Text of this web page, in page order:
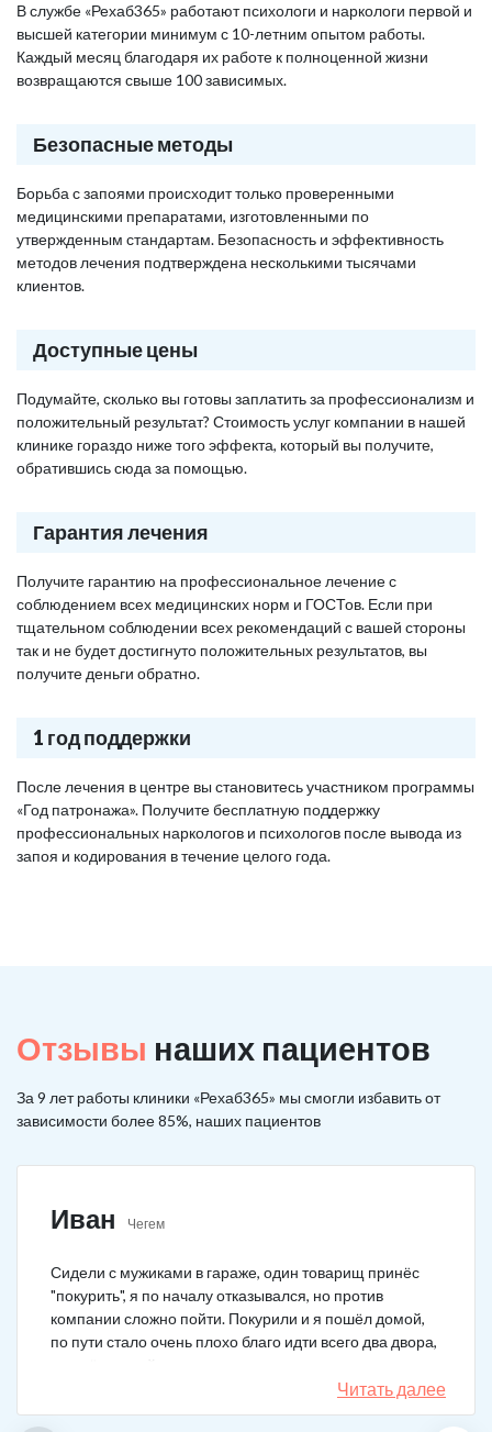
В службе «Рехаб365» работают психологи и наркологи первой и
высшей категории минимум с 10-летним опытом работы.
Каждый месяц благодаря их работе к полноценной жизни
возвращаются свыше 100 зависимых.
Безопасные методы
Борьба с запоями происходит только проверенными
медицинскими препаратами, изготовленными по
утвержденным стандартам. Безопасность и эффективность
методов лечения подтверждена несколькими тысячами
клиентов.
Доступные цены
Подумайте, сколько вы готовы заплатить за профессионализм и
положительный результат? Стоимость услуг компании в нашей
клинике гораздо ниже того эффекта, который вы получите,
обратившись сюда за помощью.
Гарантия лечения
Получите гарантию на профессиональное лечение с
соблюдением всех медицинских норм и ГОСТов. Если при
тщательном соблюдении всех рекомендаций с вашей стороны
так и не будет достигнуто положительных результатов, вы
получите деньги обратно.
1 год поддержки
После лечения в центре вы становитесь участником программы
«Год патронажа». Получите бесплатную поддержку
профессиональных наркологов и психологов после вывода из
запоя и кодирования в течение целого года.
Отзывы наших пациентов
За 9 лет работы клиники «Рехаб365» мы смогли избавить от
зависимости более 85%, наших пациентов
Иван Чегем
Сидели с мужиками в гараже, один товарищ принёс
"покурить", я по началу отказывался, но против
компании сложно пойти. Покурили и я пошёл домой,
по пути стало очень плохо благо идти всего два двора,
чувствовал что точно, что-то не так. Спасибо большое,
что быстро приехали, поставили капельницу и уже
Читать далее